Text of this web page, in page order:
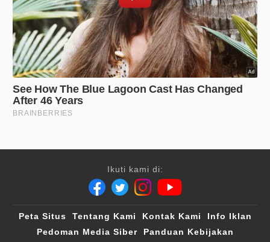
Ikuti kami di:
Peta Situs Tentang Kami Kontak Kami
Info Iklan
Pedoman Media Siber
Panduan Kebijakan